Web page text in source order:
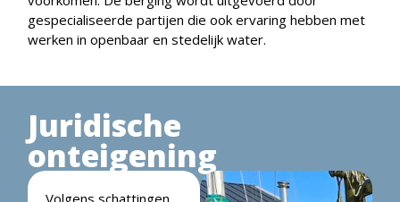
gespecialiseerde partijen die ook ervaring hebben met
werken in openbaar en stedelijk water.
Juridische
onteigening
Volgens schattingen